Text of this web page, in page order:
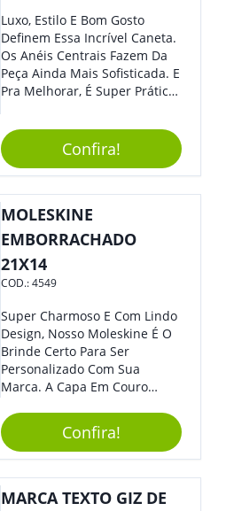
Luxo, Estilo E Bom Gosto
Definem Essa Incrível Caneta.
Os Anéis Centrais Fazem Da
Peça Ainda Mais Sofisticada. E
Pra Melhorar, É Super Prática
Por Giro. É De Impressionar!
Confira!
MOLESKINE
EMBORRACHADO
21X14
COD.:4549
Super Charmoso E Com Lindo
Design, Nosso Moleskine É O
Brinde Certo Para Ser
Personalizado Com Sua
Marca. A Capa Em Couro
Elástico Permite Ter Maior
Segurança Ao Carregá-Lo.
Ofereça A Seus Clientes E
Colaboradores, Sem Dúvidas
Eles Irão Adorar.
Confira!
MARCA TEXTO GIZ DE